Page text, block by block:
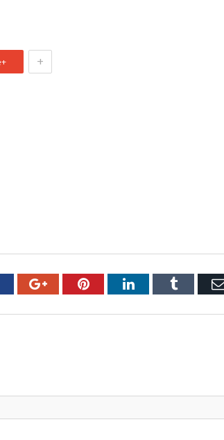
+
Google+PinterestLinkedInTumblr